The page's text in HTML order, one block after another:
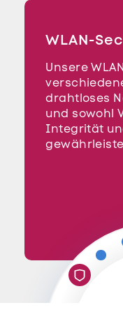
WLAN-
Unsere
drahtloses
und sowohl
Integrität